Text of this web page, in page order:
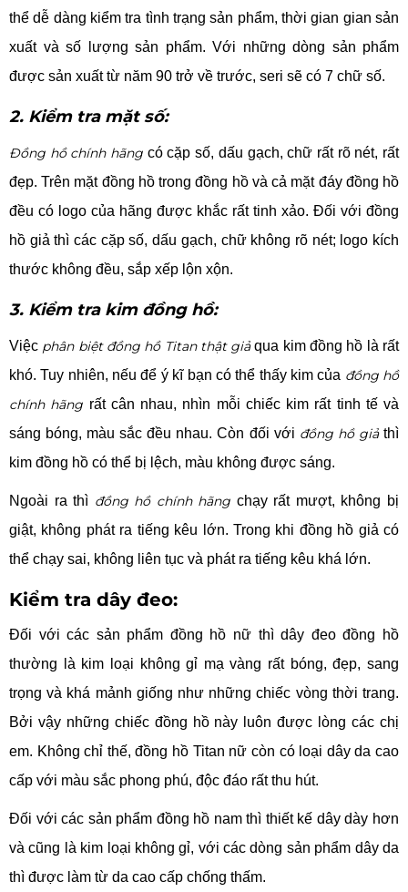
thể dễ dàng kiểm tra tình trạng sản phẩm, thời gian gian sản
xuất và số lượng sản phẩm. Với những dòng sản phẩm
được sản xuất từ năm 90 trở về trước, seri sẽ có 7 chữ số.
2. Kiểm tra mặt số:
Đồng hồ chính hãng có cặp số, dấu gạch, chữ rất rõ nét, rất
đẹp. Trên mặt đồng hồ trong đồng hồ và cả mặt đáy đồng hồ
đều có logo của hãng được khắc rất tinh xảo. Đối với đồng
hồ giả thì các cặp số, dấu gạch, chữ không rõ nét; logo kích
thước không đều, sắp xếp lộn xộn.
3. Kiểm tra kim đồng hồ:
Việc phân biệt đồng hồ Titan thật giảqua kim đồng hồ là rất
khó. Tuy nhiên, nếu để ý kĩ bạn có thể thấy kim của đồng hồ
chính hãng rất cân nhau, nhìn mỗi chiếc kim rất tinh tế và
sáng bóng, màu sắc đều nhau. Còn đối với đồng hồ giảthì
kim đồng hồ có thể bị lệch, màu không được sáng.
Ngoài ra thì đồng hồ chính hãng chạy rất mượt, không bị
giật, không phát ra tiếng kêu lớn. Trong khi đồng hồ giả có
thể chạy sai, không liên tục và phát ra tiếng kêu khá lớn.
Kiểm tra dây đeo:
Đối với các sản phẩm đồng hồ nữ thì dây đeo đồng hồ
thường là kim loại không gỉ mạ vàng rất bóng, đẹp, sang
trọng và khá mảnh giống như những chiếc vòng thời trang.
Bởi vậy những chiếc đồng hồ này luôn được lòng các chị
em. Không chỉ thế, đồng hồ Titan nữ còn có loại dây da cao
cấp với màu sắc phong phú, độc đáo rất thu hút.
Đối với các sản phẩm đồng hồ nam thì thiết kế dây dày hơn
và cũng là kim loại không gỉ, với các dòng sản phẩm dây da
thì được làm từ da cao cấp chống thấm.